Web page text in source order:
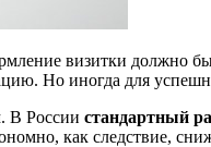
визитки должно
Но иногда для
В России стандартный
как следствие,